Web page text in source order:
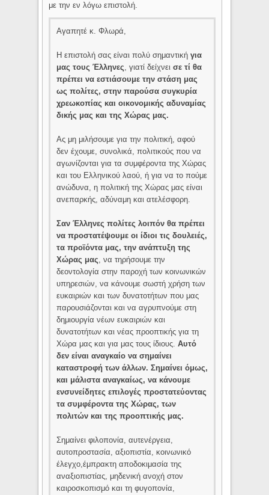
με την εν λόγω επιστολή.
Αγαπητέ κ. Φλωρά,
Η επιστολή σας είναι πολύ σημαντικήγια
μας τους Έλληνες, γιατί δείχνεισε τί θα
πρέπει να εστιάσουμε την στάση μας
ως πολίτες, στην παρούσα συγκυρία
χρεωκοπίας και οικονομικής αδυναμίας
δικής μας και της Χώρας μας.
Ας μη μιλήσουμε για την πολιτική, αφού
δεν έχουμε, συνολικά, πολιτικούς που να
αγωνίζονται για τα συμφέροντα της Χώρας
και του Ελληνικού λαού, ή για να το πούμε
ανώδυνα, η πολιτική της Χώρας μας είναι
ανεπαρκής, αδύναμη και ατελέσφορη.
Σαν Έλληνες πολίτες λοιπόν θα πρέπει
να προστατέψουμε οι ίδιοι τις δουλειές,
τα προϊόντα μας, την ανάπτυξη της
Χώρας μας, να τηρήσουμε την
δεοντολογία στην παροχή των κοινωνικών
υπηρεσιών, να κάνουμε σωστή χρήση των
ευκαιριών και των δυνατοτήτων που μας
παρουσιάζονται και να αγρυπνούμε στη
δημιουργία νέων ευκαιριών και
δυνατοτήτων και νέας προοπτικής για τη
Χώρα μας και για μας τους ίδιους.Αυτό
δεν είναι αναγκαίο να σημαίνει
καταστροφή των άλλων. Σημαίνει όμως,
και μάλιστα αναγκαίως, να κάνουμε
ενσυνείδητες επιλογές προστατεύοντας
τα συμφέροντα της Χώρας, των
πολιτών και της προοπτικής μας.
Σημαίνει φιλοπονία, αυτενέργεια,
αυτοπροστασία, αξιοπιστία, κοινωνικό
έλεγχο,έμπρακτη αποδοκιμασία της
αναξιοπιστίας, μηδενική ανοχή στον
καιροσκοπισμό και τη φυγοπονία,